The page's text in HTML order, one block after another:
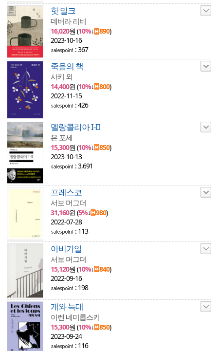
핫 밀크
데버라 리비
16,020원 (10%↓ 890)
2023-10-16
: 367
죽음의 책
사키 외
14,400원 (10%↓ 800)
2022-11-15
: 426
멜랑콜리아 I-II
욘 포세
15,300원 (10%↓ 850)
2023-10-13
: 3,691
프레스코
서보 머그더
31,160원 (5%↓ 980)
2022-07-28
: 113
아비가일
서보 머그더
15,120원 (10%↓ 840)
2022-09-16
: 198
개와 늑대
이렌 네미롭스키
15,300원 (10%↓ 850)
2023-09-24
: 116